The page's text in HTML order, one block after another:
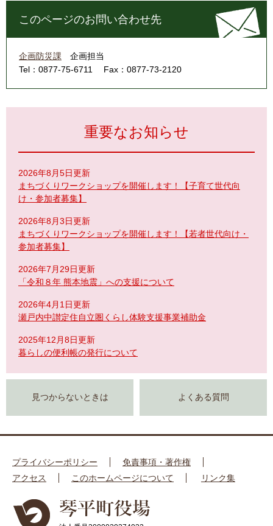
このページのお問い合わせ先
企画防災課
企画担当
Tel：0877-75-6711
Fax：0877-73-2120
重要なお知らせ
2026年8月5日更新
まちづくりワークショップを開催します！【子育て世代向
け・参加者募集】
2026年8月3日更新
まちづくりワークショップを開催します！【若者世代向け・
参加者募集】
2026年7月29日更新
「令和８年 熊本地震」への支援について
2026年4月1日更新
瀬戸内中讃定住自立圏くらし体験支援事業補助金
2025年12月8日更新
暮らしの便利帳の発行について
見つからないときは よくある質問
プライバシーポリシー
免責事項・著作権
アクセス
このホームページについて リンク集